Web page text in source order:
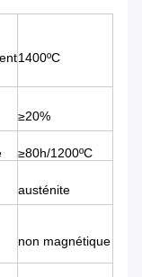
1400ºC
≥20%
≥80h/1200ºC
austénite
non magnétique